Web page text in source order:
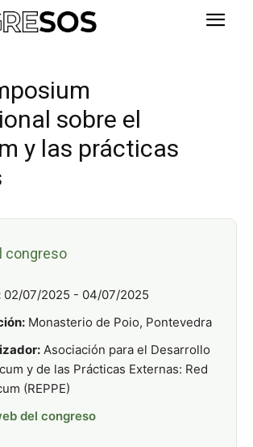
sobre el
y las prácticas
congreso
02/07/2025 - 04/07/2025
Monasterio de Poio, Pontevedra
Asociación para el Desarrollo
y de las Prácticas Externas: Red
(REPPE)
del congreso